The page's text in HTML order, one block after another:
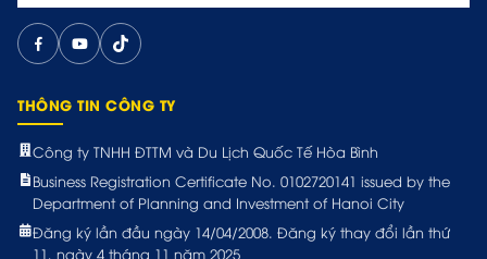
THÔNG TIN CÔNG TY
Công ty TNHH ĐTTM và Du Lịch Quốc Tế Hòa Bình
Business Registration Certificate No. 0102720141 issued by the
Department of Planning and Investment of Hanoi City
Đăng ký lần đầu ngày 14/04/2008. Đăng ký thay đổi lần thứ
11, ngày 4 tháng 11 năm 2025